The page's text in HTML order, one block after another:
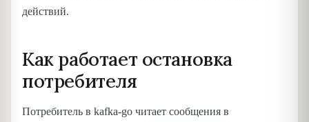
действий.
Как работает остановка
потребителя
Потребитель в kafka-go читает сообщения в